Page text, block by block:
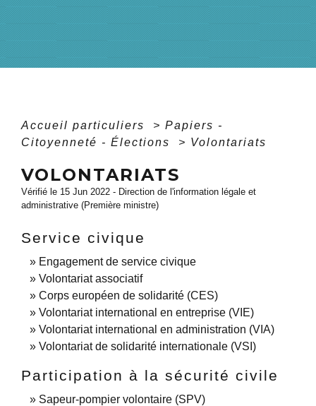
Accueil particuliers > Papiers -
Citoyenneté - Élections
> Volontariats
VOLONTARIATS
Vérifié le 15 Jun 2022 - Direction de l'information légale et
administrative (Première ministre)
Service civique
Engagement de service civique
Volontariat associatif
Corps européen de solidarité (CES)
Volontariat international en entreprise (VIE)
Volontariat international en administration (VIA)
Volontariat de solidarité internationale (VSI)
Participation à la sécurité civile
Sapeur-pompier volontaire (SPV)